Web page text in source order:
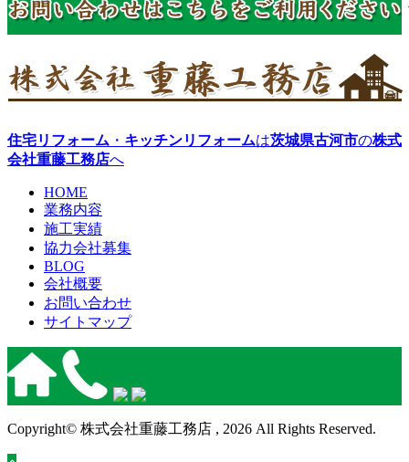
住宅リフォーム ・ キッチンリフォームは茨城県古河市の株式
会社重藤工務店へ
HOME
業務内容
施工実績
協力会社募集
BLOG
会社概要
お問い合わせ
サイトマップ
Copyright© 株式会社重藤工務店 , 2026 All Rights Reserved.